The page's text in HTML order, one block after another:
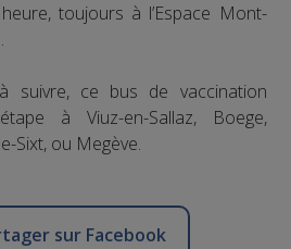
toujours à l’Espace Mont-
suivre, ce bus de vaccination
à Viuz-en-Sallaz, Boege,
Sixt, ou Megève.
sur Facebook